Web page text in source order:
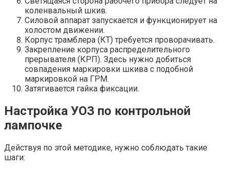
коленвальный шкив.
Силовой аппарат запускается и функционирует на
холостом движении.
Корпус трамблера (КТ) требуется проворачивать.
Закрепление корпуса распределительного
прерывателя (КРП). Здесь нужно добиться
совпадения маркировки шкива с подобной
маркировкой на ГРМ.
Затягивается гайка фиксации.
Настройка УОЗ по контрольной
лампочке
Действуя по этой методике, нужно соблюдать такие
шаги: